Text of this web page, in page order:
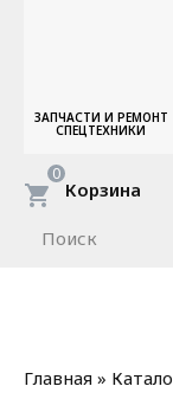
ЗАПЧАСТИ И РЕМОНТ
СПЕЦТЕХНИКИ
Корзина
0
Главная »